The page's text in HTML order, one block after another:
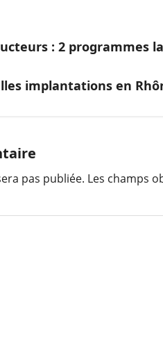
: 2 programmes
implantations en
pas publiée. Les champs